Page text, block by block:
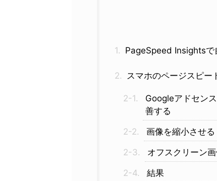
PageSpeed Insightsで
スマホのページスピー
Googleアドセン
善する
画像を縮小させる
オフスクリーン
結果